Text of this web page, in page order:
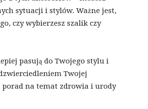
sytuacji i stylów. Ważne jest,
czy wybierzesz szalik czy
pasują do Twojego stylu i
Twojej
porad na temat zdrowia i urody